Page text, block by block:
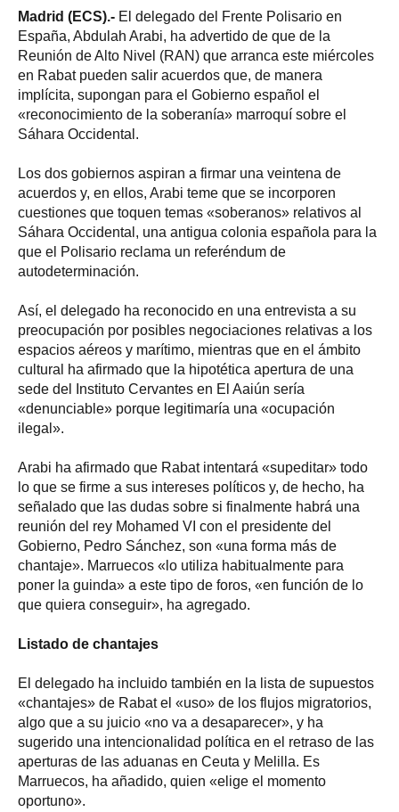
Madrid (ECS).- El delegado del Frente Polisario en
España, Abdulah Arabi, ha advertido de que de la
Reunión de Alto Nivel (RAN) que arranca este miércoles
en Rabat pueden salir acuerdos que, de manera
implícita, supongan para el Gobierno español el
«reconocimiento de la soberanía» marroquí sobre el
Sáhara Occidental.
Los dos gobiernos aspiran a firmar una veintena de
acuerdos y, en ellos, Arabi teme que se incorporen
cuestiones que toquen temas «soberanos» relativos al
Sáhara Occidental, una antigua colonia española para la
que el Polisario reclama un referéndum de
autodeterminación.
Así, el delegado ha reconocido en una entrevista a su
preocupación por posibles negociaciones relativas a los
espacios aéreos y marítimo, mientras que en el ámbito
cultural ha afirmado que la hipotética apertura de una
sede del Instituto Cervantes en El Aaiún sería
«denunciable» porque legitimaría una «ocupación
ilegal».
Arabi ha afirmado que Rabat intentará «supeditar» todo
lo que se firme a sus intereses políticos y, de hecho, ha
señalado que las dudas sobre si finalmente habrá una
reunión del rey Mohamed VI con el presidente del
Gobierno, Pedro Sánchez, son «una forma más de
chantaje». Marruecos «lo utiliza habitualmente para
poner la guinda» a este tipo de foros, «en función de lo
que quiera conseguir», ha agregado.
Listado de chantajes
El delegado ha incluido también en la lista de supuestos
«chantajes» de Rabat el «uso» de los flujos migratorios,
algo que a su juicio «no va a desaparecer», y ha
sugerido una intencionalidad política en el retraso de las
aperturas de las aduanas en Ceuta y Melilla. Es
Marruecos, ha añadido, quien «elige el momento
oportuno».